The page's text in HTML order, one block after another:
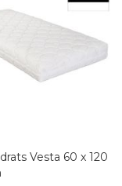
Vesta 60 x 120